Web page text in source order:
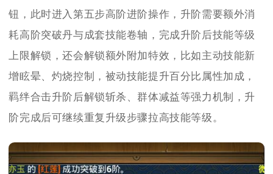
钮，此时进入第五步高阶进阶操作，升阶需要额外消
耗高阶突破丹与成套技能卷轴，完成升阶后技能等级
上限解锁，还会解锁额外附加特效，比如主动技能新
增眩晕、灼烧控制，被动技能提升百分比属性加成，
羁绊合击升阶后解锁斩杀、群体减益等强力机制，升
阶完成后可继续重复升级步骤拉高技能等级。